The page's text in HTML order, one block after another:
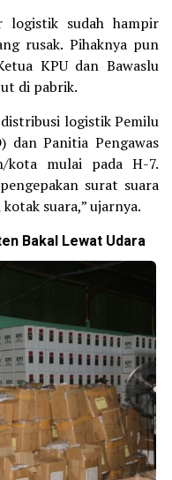
logistik sudah hampir
rusak. Pihaknya pun
KPU dan Bawaslu
di pabrik.
logistik Pemilu
dan Panitia Pengawas
kota mulai pada H-7.
surat suara
suara,” ujarnya.
Bakal Lewat Udara